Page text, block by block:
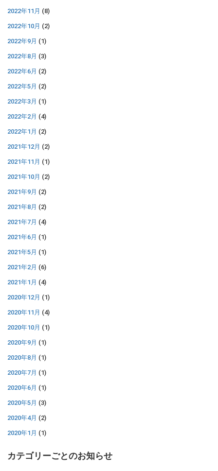
2022年11月 (8)
2022年10月 (2)
2022年9月 (1)
2022年8月 (3)
2022年6月 (2)
2022年5月 (2)
2022年3月 (1)
2022年2月 (4)
2022年1月 (2)
2021年12月 (2)
2021年11月 (1)
2021年10月 (2)
2021年9月 (2)
2021年8月 (2)
2021年7月 (4)
2021年6月 (1)
2021年5月 (1)
2021年2月 (6)
2021年1月 (4)
2020年12月 (1)
2020年11月 (4)
2020年10月 (1)
2020年9月 (1)
2020年8月 (1)
2020年7月 (1)
2020年6月 (1)
2020年5月 (3)
2020年4月 (2)
2020年1月 (1)
カテゴリーごとのお知らせ